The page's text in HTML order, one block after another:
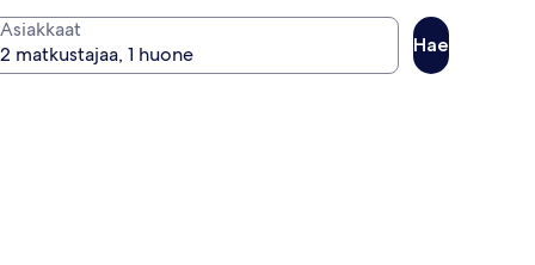
Asiakkaat
Hae